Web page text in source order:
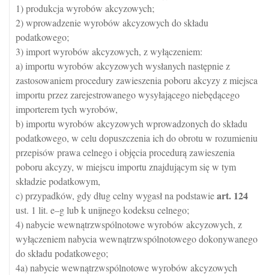
1) produkcja wyrobów akcyzowych;
2) wprowadzenie wyrobów akcyzowych do składu
podatkowego;
3) import wyrobów akcyzowych, z wyłączeniem:
a) importu wyrobów akcyzowych wysłanych następnie z
zastosowaniem procedury zawieszenia poboru akcyzy z miejsca
importu przez zarejestrowanego wysyłającego niebędącego
importerem tych wyrobów,
b) importu wyrobów akcyzowych wprowadzonych do składu
podatkowego, w celu dopuszczenia ich do obrotu w rozumieniu
przepisów prawa celnego i objęcia procedurą zawieszenia
poboru akcyzy, w miejscu importu znajdującym się w tym
składzie podatkowym,
c) przypadków, gdy dług celny wygasł na podstawieart. 124
ust. 1 lit. e–g lub k unijnego kodeksu celnego;
4) nabycie wewnątrzwspólnotowe wyrobów akcyzowych, z
wyłączeniem nabycia wewnątrzwspólnotowego dokonywanego
do składu podatkowego;
4a) nabycie wewnątrzwspólnotowe wyrobów akcyzowych